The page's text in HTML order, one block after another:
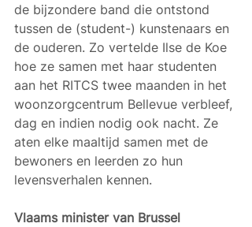
de bijzondere band die ontstond
tussen de (student-) kunstenaars en
de ouderen. Zo vertelde Ilse de Koe
hoe ze samen met haar studenten
aan het RITCS twee maanden in het
woonzorgcentrum Bellevue verbleef,
dag en indien nodig ook nacht. Ze
aten elke maaltijd samen met de
bewoners en leerden zo hun
levensverhalen kennen.
Vlaams minister van Brussel